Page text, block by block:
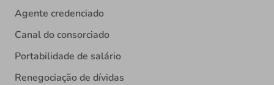
Agente credenciado
Canal do consorciado
Portabilidade de salário
Renegociação de dívidas